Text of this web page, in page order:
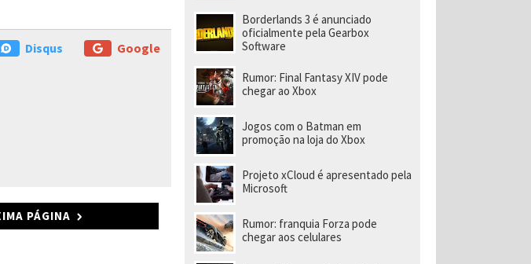
Google
Disqus
PÁGINA
Borderlands 3 é anunciado
oficialmente pela Gearbox
Software
Rumor: Final Fantasy XIV pode
chegar ao Xbox
Jogos com o Batman em
promoção na loja do Xbox
Projeto xCloud é apresentado pela
Microsoft
Rumor: franquia Forza pode
chegar aos celulares